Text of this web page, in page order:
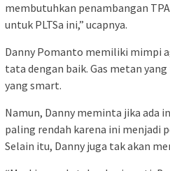
membutuhkan penambangan
untuk PLTSa ini,” ucapnya.
Danny Pomanto memiliki mimpi
tata dengan baik. Gas metan
yang smart.
Namun, Danny meminta jika ada
paling rendah karena ini menjadi
Selain itu, Danny juga tak akan